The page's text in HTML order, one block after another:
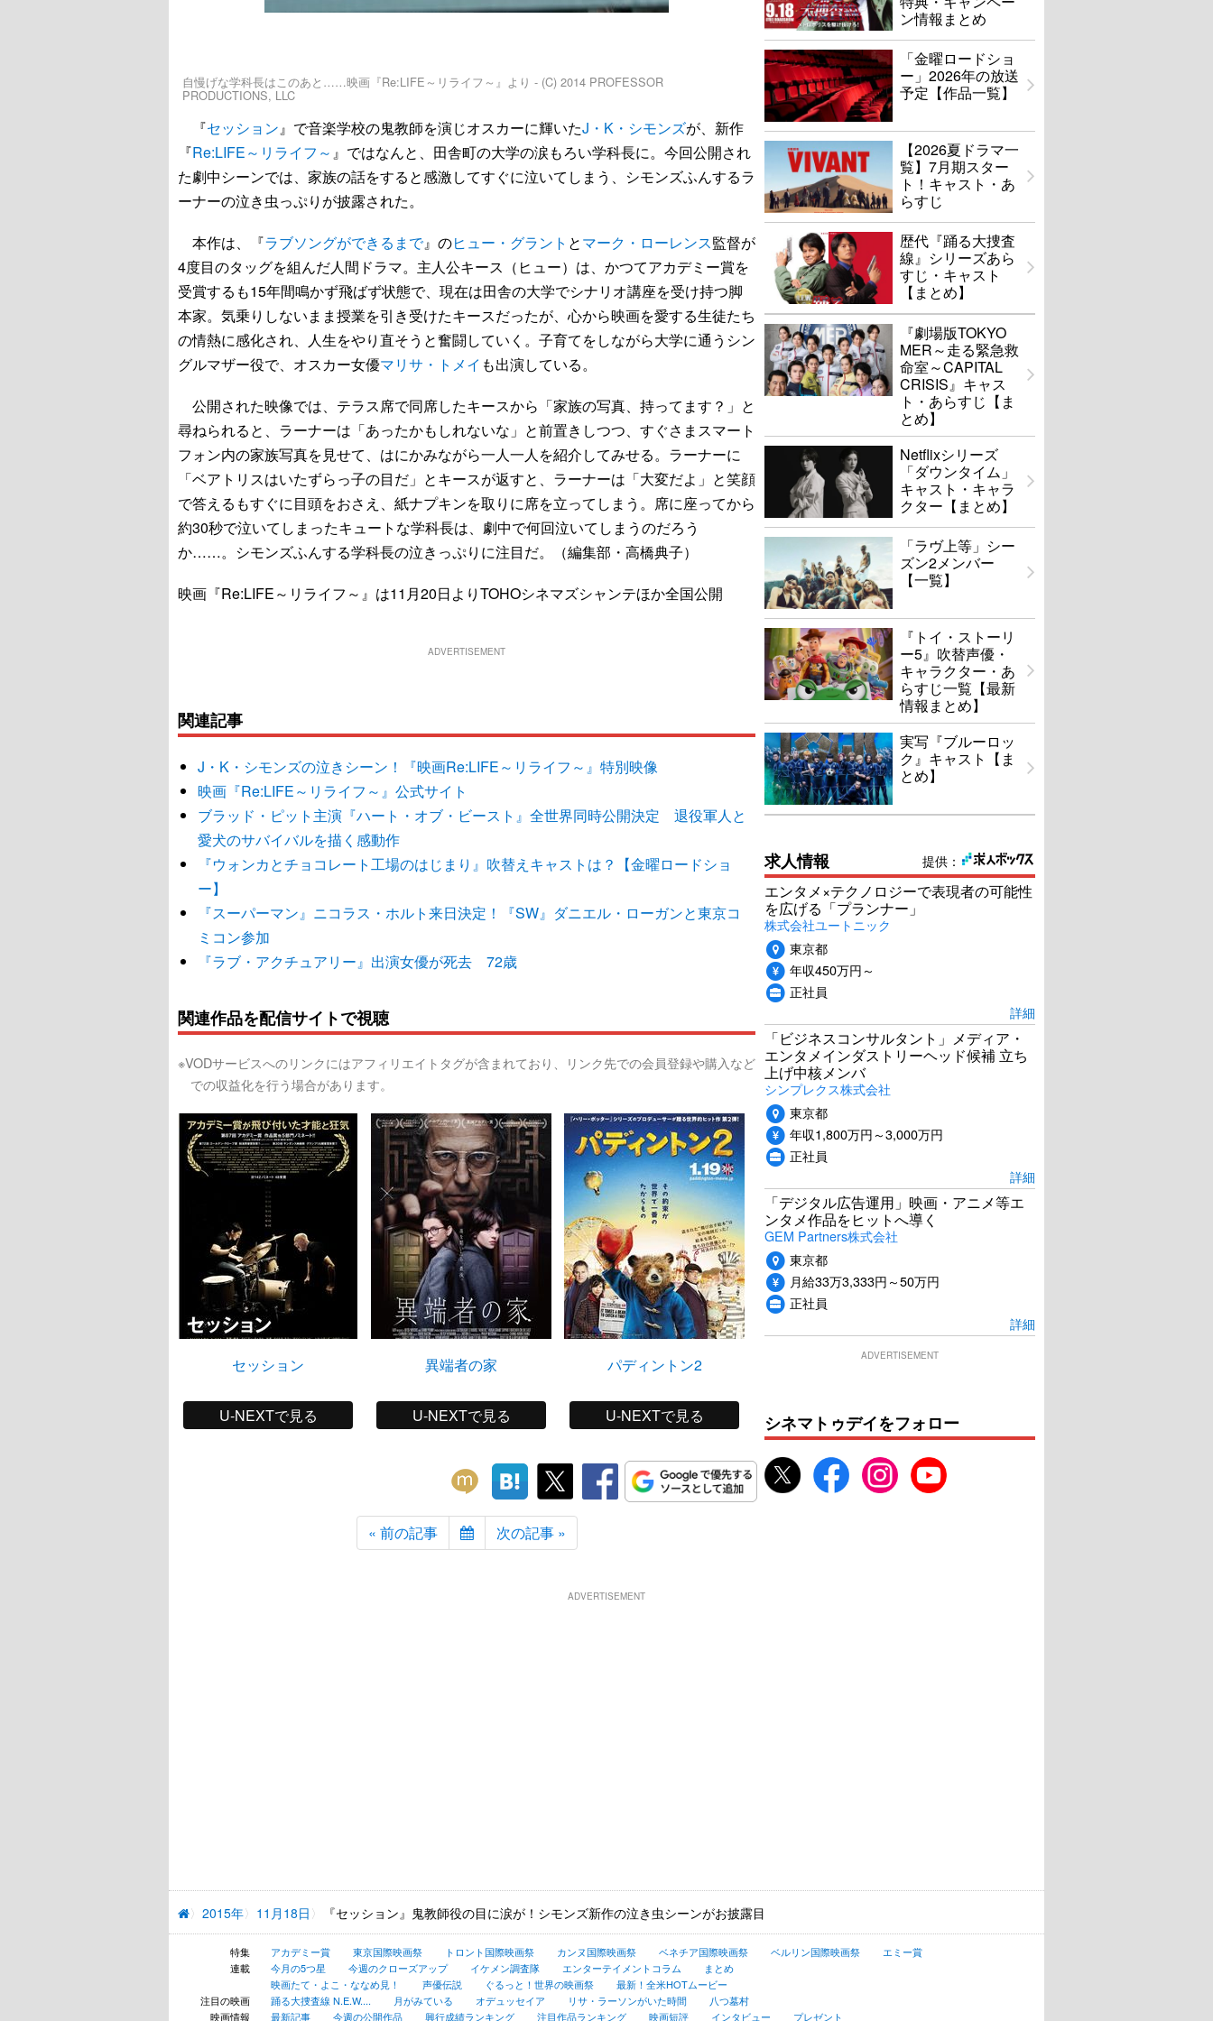
自慢げな学科長はこのあと……映画『Re:LIFE～リライフ～』より - (C) 2014 PROFESSOR
PRODUCTIONS, LLC
『セッション』で音楽学校の鬼教師を演じオスカーに輝いたJ・K・シモンズが、新作
『Re:LIFE～リライフ～ 』ではなんと、田舎町の大学の涙もろい学科長に。今回公開され
た劇中シーンでは、家族の話をすると感激してすぐに泣いてしまう、シモンズふんするラ
ーナーの泣き虫っぷりが披露された。
本作は、『ラブソングができるまで』のヒュー・グラント とマーク・ローレンス監督が
4度目のタッグを組んだ人間ドラマ。主人公キース（ヒュー）は、かつてアカデミー賞を
受賞するも15年間鳴かず飛ばず状態で、現在は田舎の大学でシナリオ講座を受け持つ脚
本家。気乗りしないまま授業を引き受けたキースだったが、心から映画を愛する生徒たち
の情熱に感化され、人生をやり直そうと奮闘していく。子育てをしながら大学に通うシン
グルマザー役で、オスカー女優マリサ・トメイ も出演している。
公開された映像では、テラス席で同席したキースから「家族の写真、持ってます？」と
尋ねられると、ラーナーは「あったかもしれないな」と前置きしつつ、すぐさまスマート
フォン内の家族写真を見せて、はにかみながら一人一人を紹介してみせる。ラーナーに
「ベアトリスはいたずらっ子の目だ」とキースが返すと、ラーナーは「大変だよ」と笑顔
で答えるもすぐに目頭をおさえ、紙ナプキンを取りに席を立ってしまう。席に座ってから
約30秒で泣いてしまったキュートな学科長は、劇中で何回泣いてしまうのだろう
か……。シモンズふんする学科長の泣きっぷりに注目だ。（編集部・高橋典子）
映画『Re:LIFE～リライフ～』は11月20日よりTOHOシネマズシャンテほか全国公開
ADVERTISEMENT
関連記事
J・K・シモンズの泣きシーン！『映画Re:LIFE～リライフ～』特別映像
映画『Re:LIFE～リライフ～』公式サイト
ブラッド・ピット主演『ハート・オブ・ビースト』全世界同時公開決定 退役軍人と
愛犬のサバイバルを描く感動作
『ウォンカとチョコレート工場のはじまり』吹替えキャストは？【金曜ロードショ
ー】
『スーパーマン』ニコラス・ホルト来日決定！『SW』ダニエル・ローガンと東京コ
ミコン参加
『ラブ・アクチュアリー』出演女優が死去 72歳
関連作品を配信サイトで視聴
※VODサービスへのリンクにはアフィリエイトタグが含まれており、リンク先での会員登録や購入など
での収益化を行う場合があります。
セッション
U-NEXTで見る
異端者の家
U-NEXTで見る
パディントン2
U-NEXTで見る
マダム・フローレンス！
U-NEXTで見る
« 前の記事 次の記事 »
ン情報まとめ
「金曜ロードショ
ー」2026年の放送
予定【作品一覧】
【2026夏ドラマ一
覧】7月期スター
ト！キャスト・あ
らすじ
歴代『踊る大捜査
線』シリーズあら
すじ・キャスト
【まとめ】
『劇場版TOKYO
MER～走る緊急救
命室～CAPITAL
CRISIS』キャス
ト・あらすじ【ま
とめ】
Netflixシリーズ
「ダウンタイム」
キャスト・キャラ
クター【まとめ】
「ラヴ上等」シー
ズン2メンバー
【一覧】
『トイ・ストーリ
ー5』吹替声優・
キャラクター・あ
らすじ一覧【最新
情報まとめ】
実写『ブルーロッ
ク』キャスト【ま
とめ】
提供：
求人情報
エンタメ×テクノロジーで表現者の可能性
を広げる「プランナー」
株式会社ユートニック
東京都
年収450万円～
正社員
詳細
「ビジネスコンサルタント」メディア・
エンタメインダストリーヘッド候補 立ち
上げ中核メンバ
シンプレクス株式会社
東京都
年収1,800万円～3,000万円
正社員
詳細
「デジタル広告運用」映画・アニメ等エ
ンタメ作品をヒットへ導く
GEM Partners株式会社
東京都
月給33万3,333円～50万円
正社員
詳細
ADVERTISEMENT
シネマトゥデイをフォロー
ADVERTISEMENT
2015年 11月18日 『セッション』鬼教師役の目に涙が！シモンズ新作の泣き虫シーンがお披露目
特集 アカデミー賞 東京国際映画祭 トロント国際映画祭 カンヌ国際映画祭 ベネチア国際映画祭 ベルリン国際映画祭
エミー賞
連載
今月の5つ星 今週のクローズアップ イケメン調査隊 エンターテイメントコラム
まとめ
映画たて・よこ・ななめ見！
声優伝説 ぐるっと！世界の映画祭
最新！全米HOTムービー
注目の映画
踊る大捜査線 N.E.W.... 月がみている オデュッセイア リサ・ラーソンがいた時間
八つ墓村
映画情報
最新記事 今週の公開作品 興行成績ランキング 注目作品ランキング 映画短評 インタビュー プレゼント